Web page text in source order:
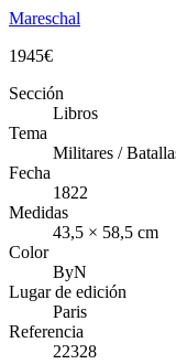
Mareschal
1945€
Sección
Libros
Tema
Militares /
Fecha
1822
Medidas
43,5 × 58,5 cm
Color
ByN
Lugar de edición
Paris
Referencia
22328